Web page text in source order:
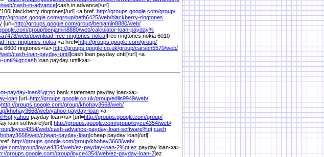
web/cash-in-advance]cash in advance[/url]
blackberry ringtones[/url] <a href=http://groups.google.com/group/
groups.google.com/group/beth6425/web/blackberry-ringtones
[url=http://groups.google.com/group/benjamin8880/web/
group/benjamin8880/web/calculator-loan-payday%
web/download-free-ringtones-nokia]free ringtones nokia 6010
free-ringtones-nokia <a href=http://groups.google.com/group/
6600 ringtones</a> http://groups.google.co.uk/group/carson5570/web/
web/cash-loan-payday-until]cash loan payday until[/url] <a
until%gt;cash loan payday until</a>
payday-loan%gt;no bank statement payday loan</a>
loan [url=http://groups.google.co.uk/group/edlin9949/web/
http://groups.google.com/group/khohay3668/web/
khohay3668/web/yahoo-payday-loan <a
gt;yahoo payday loan</a> [url=http://groups.google.com/group/
loan software[/url] http://groups.google.com/group/loyce4354/web/
loyce4354/web/cash-advance-payday-loan-software%gt;cash
web/cheap-payday-loan]cheap payday loan[/url]
http://groups.google.com/group/khohay3668/web/
group/loyce4354/web/ez-payday-loan-2%gt;ez payday loan</a>
groups.google.com/group/loyce4354/web/ez-payday-loan-2]ez